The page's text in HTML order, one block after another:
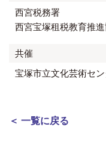
西宮税務署
西宮宝塚租税教育推
共催
宝塚市立文化芸術セ
＜ 一覧に戻る